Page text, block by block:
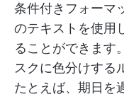
条件付きフォーマ
のテキストを使用
ることができます
スクに色分けする
たとえば、期日を